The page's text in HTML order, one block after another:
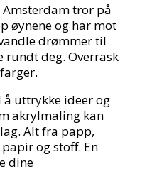
Amsterdam tror på
øynene og har mot
drømmer til
rundt deg. Overrask
uttrykke ideer og
akrylmaling kan
Alt fra papp,
og stoff. En
dine